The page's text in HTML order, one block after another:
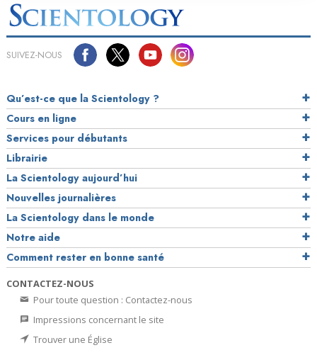
SUIVEZ-NOUS
Qu’est-ce que la Scientology ?
Cours en ligne
Services pour débutants
Librairie
La Scientology aujourd’hui
Nouvelles journalières
La Scientology dans le monde
Notre aide
Comment rester en bonne santé
CONTACTEZ-NOUS
Pour toute question : Contactez-nous
Impressions concernant le site
Trouver une Église